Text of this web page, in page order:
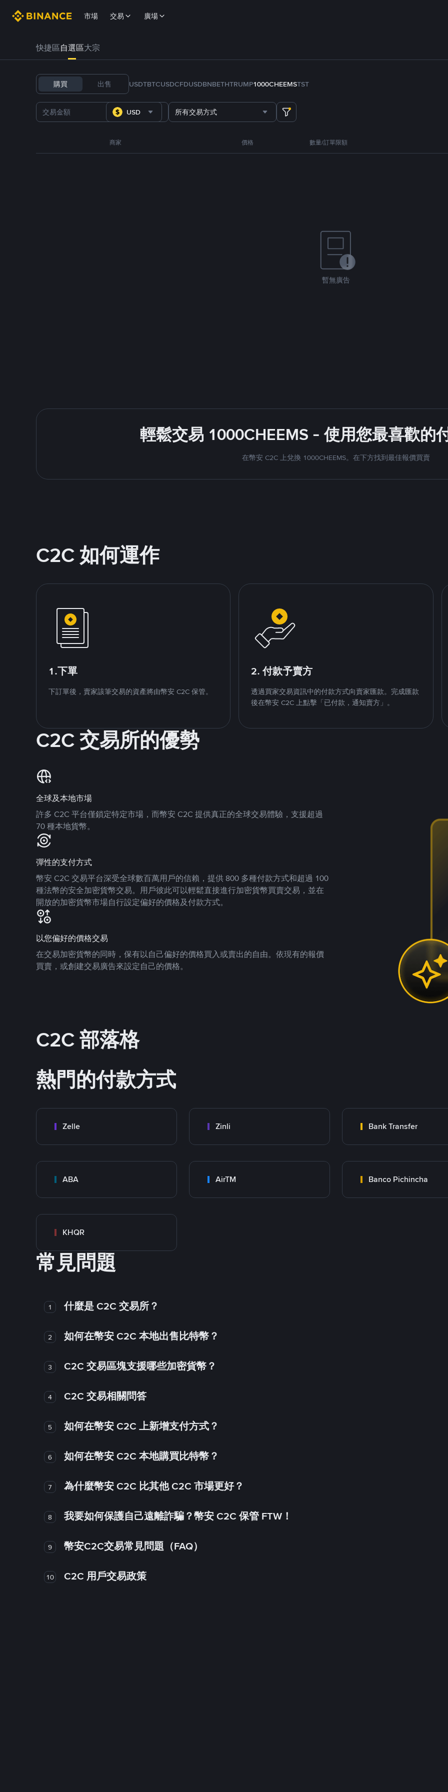
市場 交易 廣場
快捷區自選區大宗
購買 出售 USDTBTCUSDCFDUSDBNBETHTRUMP1000CHEEMSTST
USD 所有交易方式
商家 價格 數量/訂單限額
暫無廣告
輕鬆交易 1000CHEEMS - 使用您最喜歡的
在幣安 C2C 上兌換 1000CHEEMS。在下方找到最佳報價買賣
C2C 如何運作
1.下單
下訂單後，賣家該筆交易的資產將由幣安 C2C 保管。
2. 付款予賣方
透過買家交易資訊中的付款方式向賣家匯款。完成匯款
後在幣安 C2C 上點擊「已付款，通知賣方」。
C2C 交易所的優勢
全球及本地市場
許多 C2C 平台僅鎖定特定市場，而幣安 C2C 提供真正的全球交易體驗，支援超過
70 種本地貨幣。
彈性的支付方式
幣安 C2C 交易平台深受全球數百萬用戶的信賴，提供 800 多種付款方式和超過 100
種法幣的安全加密貨幣交易。用戶彼此可以輕鬆直接進行加密貨幣買賣交易，並在
開放的加密貨幣市場自行設定偏好的價格及付款方式。
以您偏好的價格交易
在交易加密貨幣的同時，保有以自己偏好的價格買入或賣出的自由。依現有的報價
買賣，或創建交易廣告來設定自己的價格。
C2C 部落格
熱門的付款方式
Zelle Zinli Bank Transfer
ABA AirTM Banco Pichincha
KHQR
常見問題
1 什麼是 C2C 交易所？
2 如何在幣安 C2C 本地出售比特幣？
3 C2C 交易區塊支援哪些加密貨幣？
4 C2C 交易相關問答
5 如何在幣安 C2C 上新增支付方式？
6 如何在幣安 C2C 本地購買比特幣？
7 為什麼幣安 C2C 比其他 C2C 市場更好？
8 我要如何保護自己遠離詐騙？幣安 C2C 保管 FTW！
9 幣安C2C交易常見問題（FAQ）
10 C2C 用戶交易政策